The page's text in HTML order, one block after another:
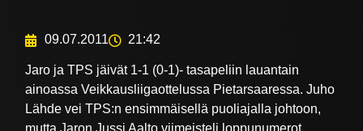
09.07.2011 21:42
Jaro ja TPS jäivät 1-1 (0-1)- tasapeliin lauantain
ainoassa Veikkausliigaottelussa Pietarsaaressa. Juho
Lähde vei TPS:n ensimmäisellä puoliajalla johtoon,